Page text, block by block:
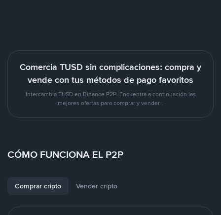
Comercia TUSD sin complicaciones: compra y
vende con tus métodos de pago favoritos
Intercambia TUSD en Binance P2P. Encuentra a continuación las
mejores ofertas para comprar y vender .
CÓMO FUNCIONA EL P2P
Comprar cripto Vender cripto